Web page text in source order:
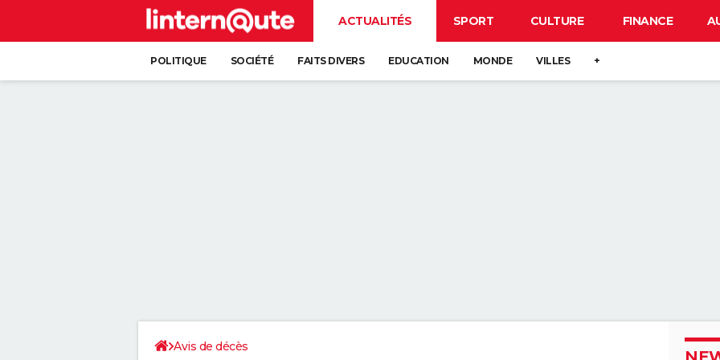
ACTUALITÉS SPORT CULTURE FINANCE
POLITIQUE SOCIÉTÉ FAITS DIVERS EDUCATION MONDE VILLES +
Avis de décès